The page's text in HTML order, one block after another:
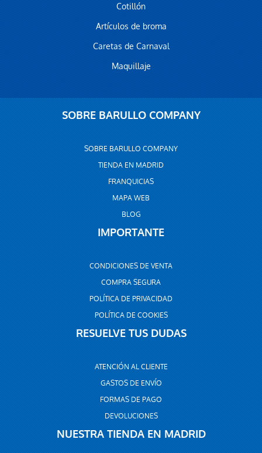
Cotillón
Artículos de broma
Caretas de Carnaval
Maquillaje
SOBRE BARULLO COMPANY
SOBRE BARULLO COMPANY
TIENDA EN MADRID
FRANQUICIAS
MAPA WEB
BLOG
IMPORTANTE
CONDICIONES DE VENTA
COMPRA SEGURA
POLÍTICA DE PRIVACIDAD
POLÍTICA DE COOKIES
RESUELVE TUS DUDAS
ATENCIÓN AL CLIENTE
GASTOS DE ENVÍO
FORMAS DE PAGO
DEVOLUCIONES
NUESTRA TIENDA EN MADRID